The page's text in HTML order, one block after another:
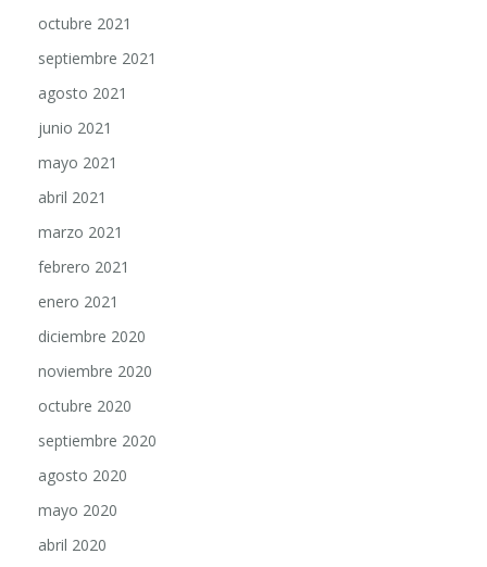
octubre 2021
septiembre 2021
agosto 2021
junio 2021
mayo 2021
abril 2021
marzo 2021
febrero 2021
enero 2021
diciembre 2020
noviembre 2020
octubre 2020
septiembre 2020
agosto 2020
mayo 2020
abril 2020